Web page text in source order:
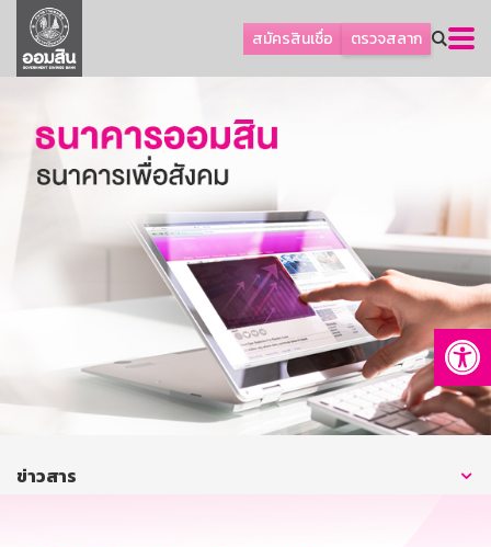
สมัครสินเชื่อ ตรวจสลาก
ลูกค้าธุรกิจ
ลูกค้าผู้ประกอบรายย่อย
ออมเพื่อสุข
เกี่ยวกับธนาคาร
การพัฒนาที่ยั่งยืน
บริการทางการเงิน
ติดต่อเรา
บริการออนไลน์
ข่าวสาร